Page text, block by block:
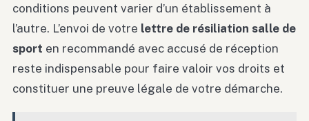
conditions peuvent varier d’un établissement à
l’autre. L’envoi de votre lettre de résiliation salle de
sport en recommandé avec accusé de réception
reste indispensable pour faire valoir vos droits et
constituer une preuve légale de votre démarche.